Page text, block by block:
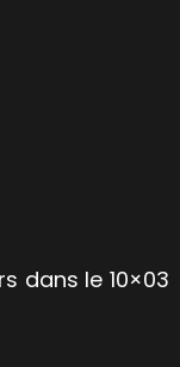
dans le 10×03